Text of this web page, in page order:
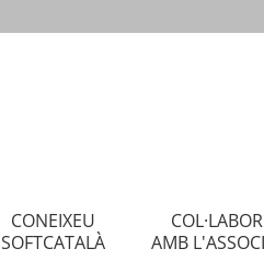
CONEIXEU
SOFTCATALÀ
AMB